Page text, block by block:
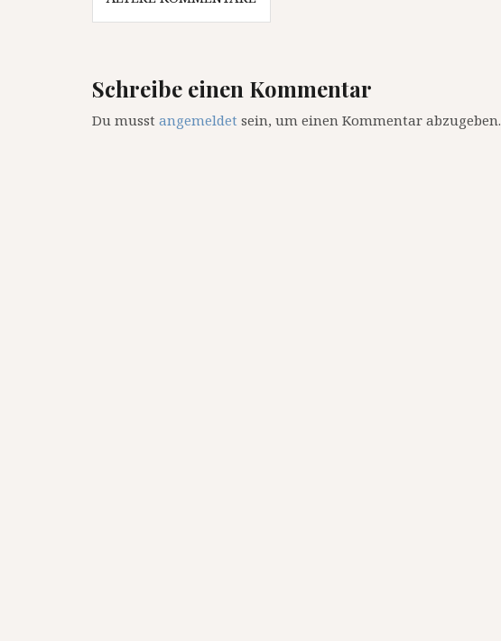
Navigation
Schreibe einen Kommentar
Du musst angemeldet sein, um einen Kommentar abzugeben.